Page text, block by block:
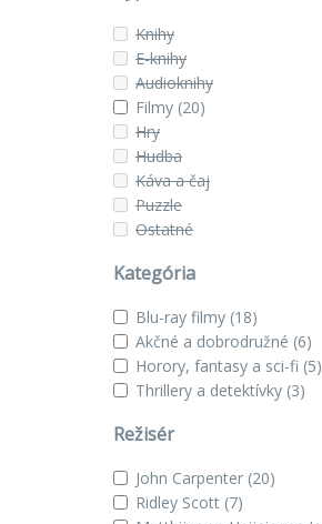
Knihy
E-knihy
Audioknihy
Filmy (20)
Hry
Hudba
Káva a čaj
Puzzle
Ostatné
Kategória
Blu-ray filmy (18)
Akčné a dobrodružné (6)
Horory, fantasy a sci-fi (5)
Thrillery a detektívky (3)
Režisér
John Carpenter (20)
Ridley Scott (7)